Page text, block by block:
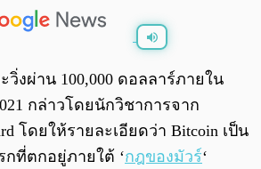
0:00 0:00
วิ่งผ่าน 100,000 ดอลลาร์ภายใน
กล่าวโดยนักวิชาการจาก
โดยให้รายละเอียดว่า Bitcoin เป็น
กที่ตกอยู่ภายใต้ ‘กฎของมัวร์‘